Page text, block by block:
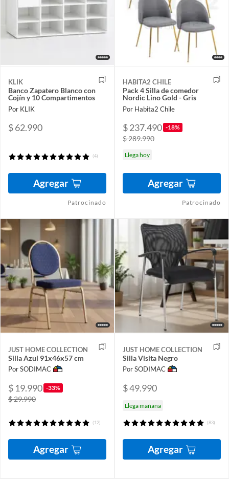
KLIK
Banco Zapatero Blanco con
Cojín y 10 Compartimentos
Por KLIK
$ 62.990
(4)
Agregar
Patrocinado
HABITA2 CHILE
Pack 4 Silla de comedor
Nordic Lino Gold - Gris
Por Habita2 Chile
$ 237.490 -18%
$ 289.990
Llega hoy
Agregar
Patrocinado
JUST HOME COLLECTION
Silla Azul 91x46x57 cm
Por SODIMAC
$ 19.990 -33%
$ 29.990
(12)
Agregar
JUST HOME COLLECTION
Silla Visita Negro
Por SODIMAC
$ 49.990
Llega mañana
(83)
Agregar